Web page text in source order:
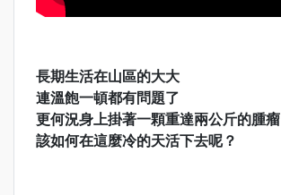
長期生活在山區的大大
連溫飽一頓都有問題了
更何況身上掛著一顆重達兩公斤的腫瘤
該如何在這麼冷的天活下去呢？